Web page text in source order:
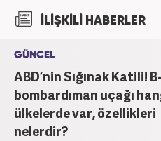
attı. 15 yıllık
Haber7.com'da
İLİŞKİLİ HABERLER
GÜNCEL
ABD’nin Sığınak Katili!
bombardıman uçağı
ülkelerde var, özellikleri
nelerdir?